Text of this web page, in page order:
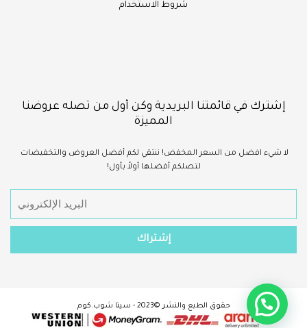
شروط الاستخدام
إشترك في قائمتنا البريدية وكن أول من تصله عروضنا
المميزة
لا شيء افضل من السعر المخفض! ننتقي لكم أفضل العروض والتخفيضات
لتصلكم أفضلها أولاً بأول!
حقوق الطبع والنشر ©2023 - سينا شوب.كوم